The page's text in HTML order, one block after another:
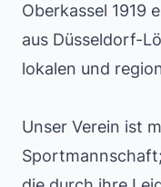
Oberkassel 1919
aus Düsseldorf-
lokalen und
Unser Verein ist